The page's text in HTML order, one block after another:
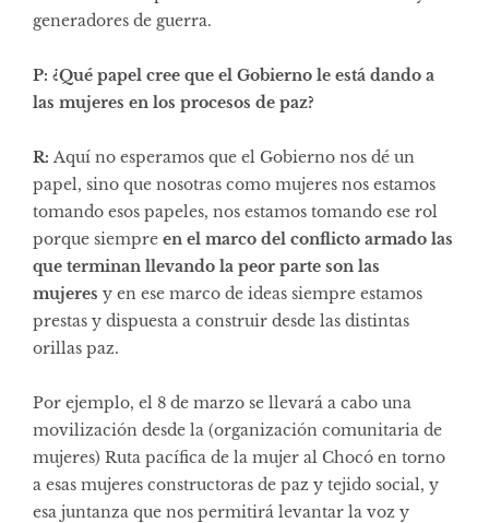
generadores de guerra.
P: ¿Qué papel cree que el Gobierno le está dando a
las mujeres en los procesos de paz?
R: Aquí no esperamos que el Gobierno nos dé un
papel, sino que nosotras como mujeres nos estamos
tomando esos papeles, nos estamos tomando ese rol
porque siempre en el marco del conflicto armado las
que terminan llevando la peor parte son las
mujeres y en ese marco de ideas siempre estamos
prestas y dispuesta a construir desde las distintas
orillas paz.
Por ejemplo, el 8 de marzo se llevará a cabo una
movilización desde la (organización comunitaria de
mujeres) Ruta pacífica de la mujer al Chocó en torno
a esas mujeres constructoras de paz y tejido social, y
esa juntanza que nos permitirá levantar la voz y